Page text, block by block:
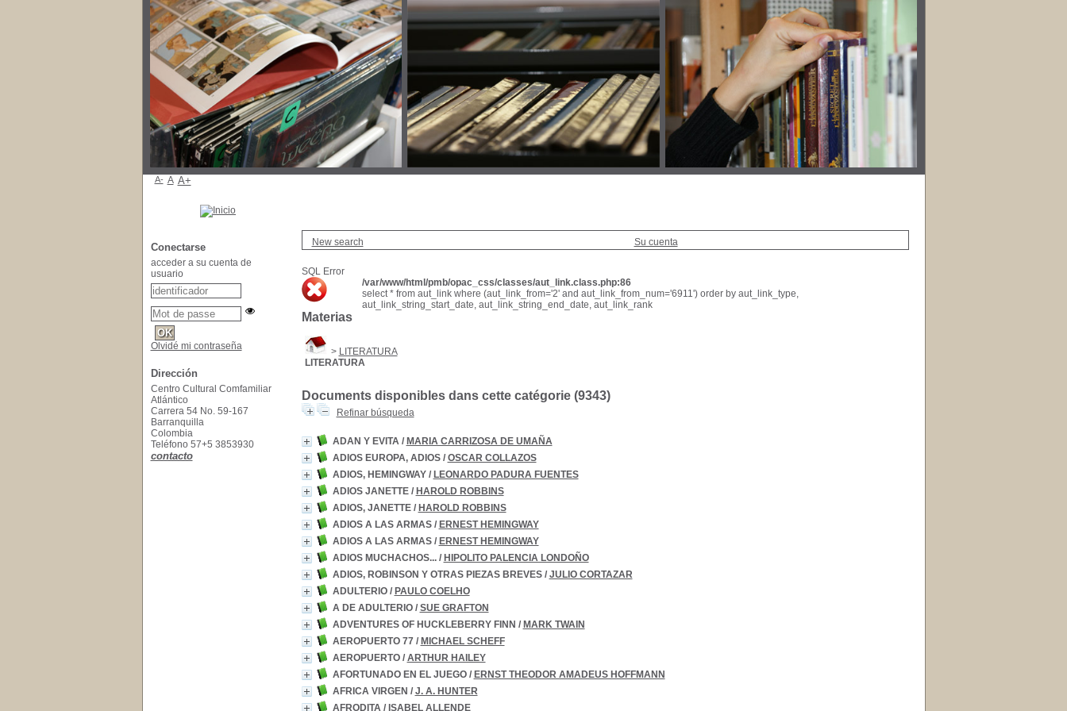
New search Su cuenta
SQL Error
/var/www/html/pmb/opac_css/classes/aut_link.class.php:86
select * from aut_link where (aut_link_from='2' and aut_link_from_num='6911') order by aut_link_type,
aut_link_string_start_date, aut_link_string_end_date, aut_link_rank
Materias
> LITERATURA
LITERATURA
Documents disponibles dans cette catégorie (9343)
Refinar búsqueda
ADAN Y EVITA/ MARIA CARRIZOSA DE UMAÑA
ADIOS EUROPA, ADIOS/ OSCAR COLLAZOS
ADIOS, HEMINGWAY/ LEONARDO PADURA FUENTES
ADIOS JANETTE/ HAROLD ROBBINS
ADIOS, JANETTE/ HAROLD ROBBINS
ADIOS A LAS ARMAS/ ERNEST HEMINGWAY
ADIOS A LAS ARMAS/ ERNEST HEMINGWAY
ADIOS MUCHACHOS.../ HIPOLITO PALENCIA LONDOÑO
ADIOS, ROBINSON Y OTRAS PIEZAS BREVES/ JULIO CORTAZAR
ADULTERIO/ PAULO COELHO
A DE ADULTERIO/ SUE GRAFTON
ADVENTURES OF HUCKLEBERRY FINN / MARK TWAIN
AEROPUERTO 77/ MICHAEL SCHEFF
AEROPUERTO/ ARTHUR HAILEY
AFORTUNADO EN EL JUEGO/ ERNST THEODOR AMADEUS HOFFMANN
AFRICA VIRGEN / J. A. HUNTER
AFRODITA/ ISABEL ALLENDE
A- A A+
Conectarse
acceder a su cuenta de
usuario
Olvidé mi contraseña
Dirección
Centro Cultural Comfamiliar
Atlántico
Carrera 54 No. 59-167
Barranquilla
Colombia
Teléfono 57+5 3853930
contacto